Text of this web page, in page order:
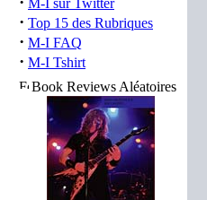
M-I sur Twitter
· Top 15 des Rubriques
· M-I FAQ
· M-I Tshirt
Book Reviews Aléatoires